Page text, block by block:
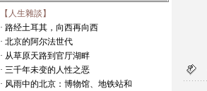
【人生雜談】
· 路经土耳其，向西再向西
· 北京的阿尔法世代
· 从草原天路到官厅湖畔
· 三千年未变的人性之恶
· 风雨中的北京：博物馆、地铁站和